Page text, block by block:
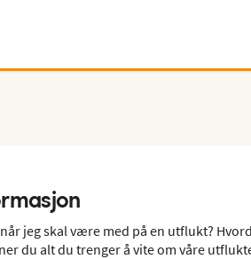
jeg skal være med på en utflukt?
du alt du trenger å vite om våre